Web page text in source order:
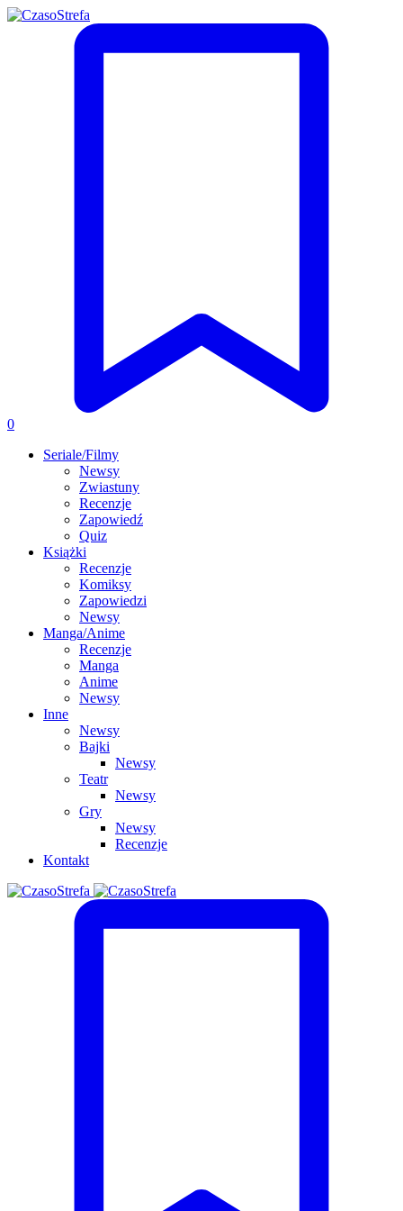
0
Seriale/Filmy
Newsy
Zwiastuny
Recenzje
Zapowiedź
Quiz
Książki
Recenzje
Komiksy
Zapowiedzi
Newsy
Manga/Anime
Recenzje
Manga
Anime
Newsy
Inne
Newsy
Bajki
Newsy
Teatr
Newsy
Gry
Newsy
Recenzje
Kontakt